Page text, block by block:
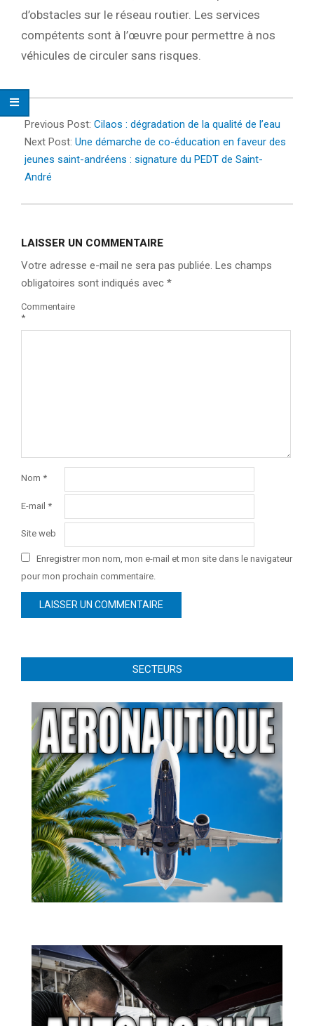
d’obstacles sur le réseau routier. Les services
compétents sont à l’œuvre pour permettre à nos
véhicules de circuler sans risques.
02-
22
Previous Post: Cilaos : dégradation de la qualité de l’eau
Next Post: Une démarche de co-éducation en faveur des
jeunes saint-andréens : signature du PEDT de Saint-
André
LAISSER UN COMMENTAIRE
Votre adresse e-mail ne sera pas publiée. Les champs
obligatoires sont indiqués avec *
Commentaire
*
Nom *
E-mail *
Site web
Enregistrer mon nom, mon e-mail et mon site dans le navigateur
pour mon prochain commentaire.
SECTEURS